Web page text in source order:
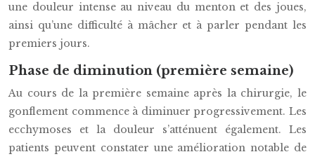
une douleur intense au niveau du menton et des joues,
ainsi qu’une difficulté à mâcher et à parler pendant les
premiers jours.
Phase de diminution (première semaine)
Au cours de la première semaine après la chirurgie, le
gonflement commence à diminuer progressivement. Les
ecchymoses et la douleur s’atténuent également. Les
patients peuvent constater une amélioration notable de